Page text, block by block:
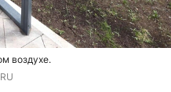
воздухе.